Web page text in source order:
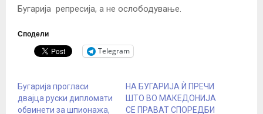
Бугарија репресија, а не ослободување.
Сподели
Telegram
Бугарија прогласи
двајца руски дипломати
обвинети за шпионажа,
НА БУГАРИЈА Ѝ ПРЕЧИ
ШТО ВО МАКЕДОНИЈА
СЕ ПРАВАТ СПОРЕДБИ